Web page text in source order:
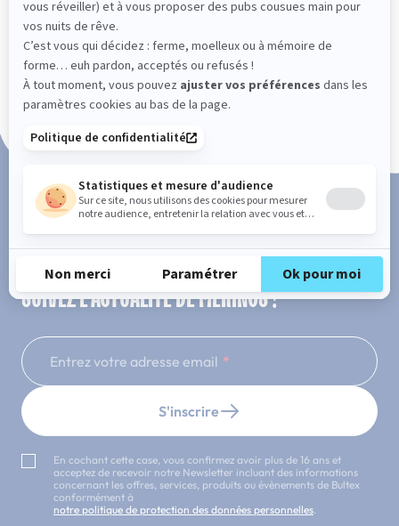
101 nuits d'essai*
Paiement en 3x ou 4x sans frais
SUIVEZ L'ACTUALITÉ DE MERINOS !
Entrez votre adresse email
S'inscrire
En cochant cette case, vous confirmez avoir plus de 16 ans et
acceptez de recevoir notre Newsletter incluant des informations
concernant les offres, services, produits ou évènements de Bultex
conformément à
notre politique de protection des données personnelles.